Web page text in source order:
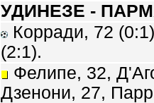
УДИНЕЗЕ -
Корради, 72
(2:1).
Фелипе, 32,
Дзенони, 27,